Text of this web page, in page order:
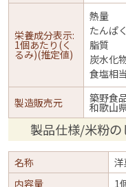
栄養成分表示:
1個あたり(く
るみ)(推定値)
熱量
たんぱ
脂質
炭水化
食塩相
製造販売元 築野食
和歌山
製品仕様/米粉
名称
内容量
1